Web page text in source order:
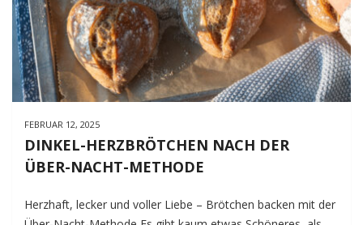
FEBRUAR 12, 2025
DINKEL-HERZBRÖTCHEN NACH DER
ÜBER-NACHT-METHODE
Herzhaft, lecker und voller Liebe – Brötchen backen mit der